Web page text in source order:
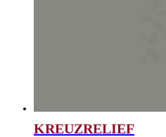
KREUZRELIEF